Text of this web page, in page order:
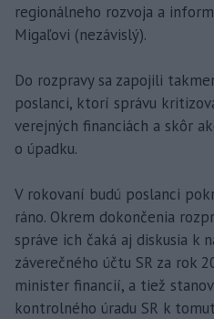
regionálneho rozvoja a
Migaľovi (nezávislý).
Do rozpravy sa zapojili
poslanci, ktorí správu
verejných financiách a skôr
o úpadku.
V rokovaní budú poslanci
ráno. Okrem dokončenia
správe ich čaká aj diskusia k
záverečného účtu SR za rok
minister financií, a tiež
kontrolného úradu SR k